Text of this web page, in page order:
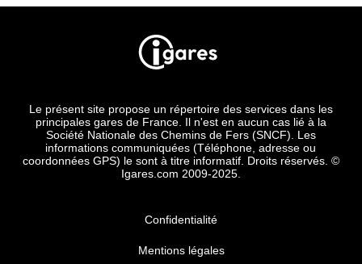
Le présent site propose un répertoire des services dans les
principales gares de France. Il n'est en aucun cas lié à la
Société Nationale des Chemins de Fers (SNCF). Les
informations communiquées (Téléphone, adresse ou
coordonnées GPS) le sont à titre informatif. Droits réservés. ©
Igares.com 2009-2025.
Confidentialité
Mentions légales